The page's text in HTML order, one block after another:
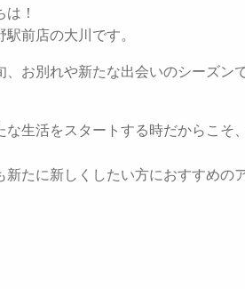
！
前店の大川です。
、お別れや新たな出会いのシーズン
な生活をスタートする時だからこそ
新たに新しくしたい方におすすめの